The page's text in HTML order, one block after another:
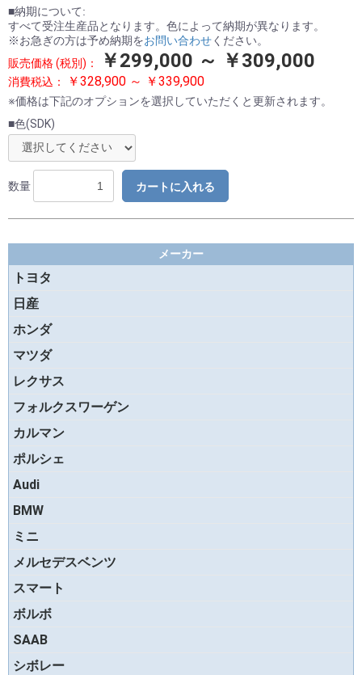
■納期について:
すべて受注生産品となります。色によって納期が異なります。
※お急ぎの方は予め納期をお問い合わせください。
販売価格 (税別)：
￥299,000 ～ ￥309,000
消費税込： ￥328,900 ～ ￥339,900
※価格は下記のオプションを選択していただくと更新されます。
■色(SDK)
数量 カートに入れる
メーカー
トヨタ
日産
ホンダ
マツダ
レクサス
フォルクスワーゲン
カルマン
ポルシェ
Audi
BMW
ミニ
メルセデスベンツ
スマート
ボルボ
SAAB
シボレー